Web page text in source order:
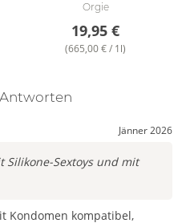
Orgie
19,95 €
(665,00 € / 1l)
Jänner 2026
Silikone-Sextoys und mit
Kondomen kompatibel,